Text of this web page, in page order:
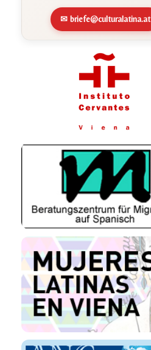
✉ briefe@culturalatina.at